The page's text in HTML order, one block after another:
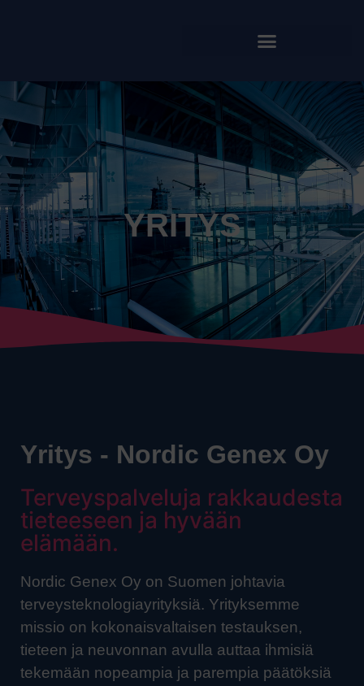
YRITYS
Yritys - Nordic Genex Oy
Terveyspalveluja rakkaudesta
tieteeseen ja hyvään
elämään.
Nordic Genex Oy on Suomen johtavia
terveysteknologiayrityksiä. Yrityksemme
missio on kokonaisvaltaisen testauksen,
tieteen ja neuvonnan avulla auttaa ihmisiä
tekemään nopeampia ja parempia päätöksiä